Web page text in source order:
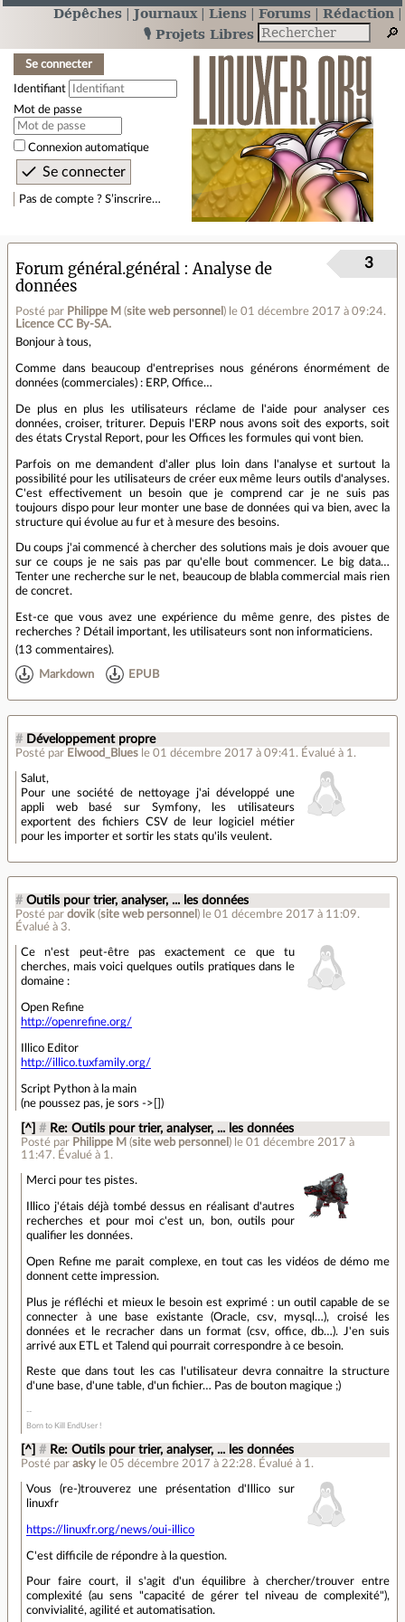
Dépêches Journaux Liens Forums
Rédaction
🎙️ Projets Libres
Se connecter
Identifiant
Mot de passe
Connexion automatique
Pas de compte ? S’inscrire…
Forum général.général
Analyse de
données
Posté par Philippe M (site web personnel ) le 01 décembre 2017 à 09:24.
Licence CC By‑SA.
3
Bonjour à tous,
Comme dans beaucoup d'entreprises nous générons énormément de
données (commerciales) : ERP, Office…
De plus en plus les utilisateurs réclame de l'aide pour analyser ces
données, croiser, triturer. Depuis l'ERP nous avons soit des exports, soit
des états Crystal Report, pour les Offices les formules qui vont bien.
Parfois on me demandent d'aller plus loin dans l'analyse et surtout la
possibilité pour les utilisateurs de créer eux même leurs outils d'analyses.
C'est effectivement un besoin que je comprend car je ne suis pas
toujours dispo pour leur monter une base de données qui va bien, avec la
structure qui évolue au fur et à mesure des besoins.
Du coups j'ai commencé à chercher des solutions mais je dois avouer que
sur ce coups je ne sais pas par qu'elle bout commencer. Le big data…
Tenter une recherche sur le net, beaucoup de blabla commercial mais rien
de concret.
Est-ce que vous avez une expérience du même genre, des pistes de
recherches ? Détail important, les utilisateurs sont non informaticiens.
(13 commentaires).
Markdown EPUB
# Développement propre
Posté par Elwood_Blues le 01 décembre 2017 à 09:41 . Évalué à 1 .
Salut,
Pour une société de nettoyage j'ai développé une
appli web basé sur Symfony, les utilisateurs
exportent des fichiers CSV de leur logiciel métier
pour les importer et sortir les stats qu'ils veulent.
# Outils pour trier, analyser, ... les données
Posté par dovik (site web personnel ) le 01 décembre 2017 à 11:09.
Évalué à 3.
Ce n'est peut-être pas exactement ce que tu
cherches, mais voici quelques outils pratiques dans le
domaine :
Open Refine
http://openrefine.org/
Illico Editor
http://illico.tuxfamily.org/
Script Python à la main
(ne poussez pas, je sors ->[])
[^] # Re: Outils pour trier, analyser, ... les données
Posté par Philippe M (site web personnel ) le 01 décembre 2017 à
11:47. Évalué à 1.
Merci pour tes pistes.
Illico j'étais déjà tombé dessus en réalisant d'autres
recherches et pour moi c'est un, bon, outils pour
qualifier les données.
Open Refine me parait complexe, en tout cas les vidéos de démo me
donnent cette impression.
Plus je réfléchi et mieux le besoin est exprimé : un outil capable de se
connecter à une base existante (Oracle, csv, mysql…), croisé les
données et le recracher dans un format (csv, office, db…). J'en suis
arrivé aux ETL et Talend qui pourrait correspondre à ce besoin.
Reste que dans tout les cas l'utilisateur devra connaitre la structure
d'une base, d'une table, d'un fichier… Pas de bouton magique ;)
Born to Kill EndUser !
[^] # Re: Outils pour trier, analyser, ... les données
Posté parasky le 05 décembre 2017 à 22:28. Évalué à 1 .
Vous (re-)trouverez une présentation d'Illico sur
linuxfr
https://linuxfr.org/news/oui-illico
C'est difficile de répondre à la question.
Pour faire court, il s'agit d'un équilibre à chercher/trouver entre
complexité (au sens "capacité de gérer tel niveau de complexité"),
convivialité, agilité et automatisation.